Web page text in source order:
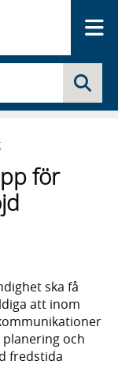
för
ska få
att inom
och
fredstida